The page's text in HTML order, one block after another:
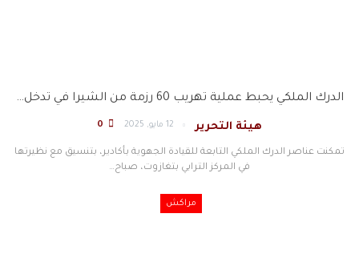
الدرك الملكي يحبط عملية تهريب 60 رزمة من الشيرا في تدخل…
هيئة التحرير 12 مايو, 2025
تمكنت عناصر الدرك الملكي التابعة للقيادة الجهوية بأكادير، بتنسيق مع نظيرتها
في المركز الترابي بتغازوت، صباح…
مراكش